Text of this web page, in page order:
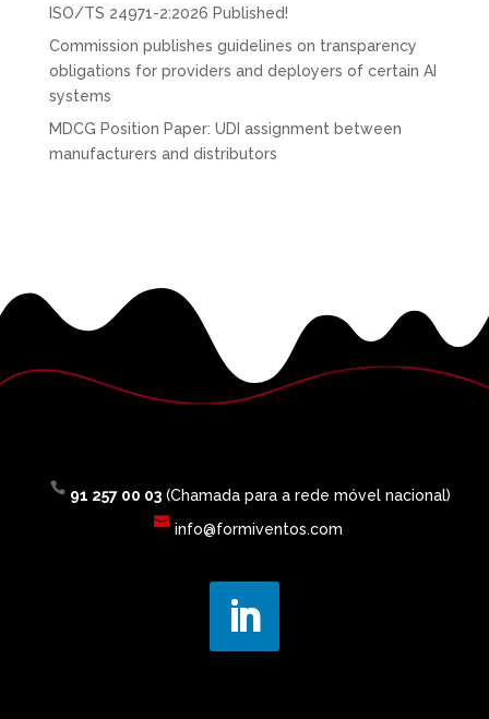
ISO/TS 24971-2:2026 Published!
Commission publishes guidelines on transparency
obligations for providers and deployers of certain AI
systems
MDCG Position Paper: UDI assignment between
manufacturers and distributors
91 257 00 03(Chamada para a rede móvel nacional)
info@formiventos.com